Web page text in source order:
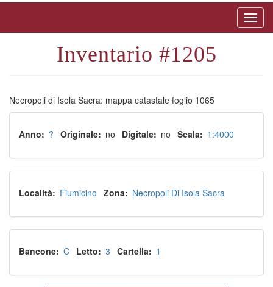
1205
Necropoli di Isola Sacra: mappa catastale foglio 1065
Anno ? Originale no Digitale no Scala 1:4000
Località Fiumicino Zona Necropoli Di Isola Sacra
Bancone C Letto 3 Cartella 1